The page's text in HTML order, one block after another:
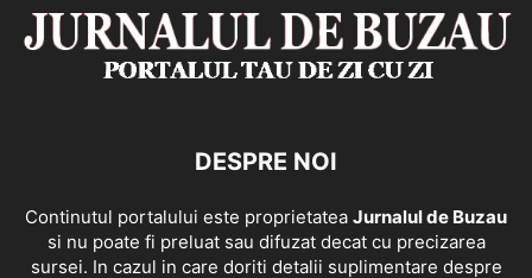
DESPRE NOI
Continutul portalului este proprietatea Jurnalul de Buzau
si nu poate fi preluat sau difuzat decat cu precizarea
sursei. In cazul in care doriti detalii suplimentare despre